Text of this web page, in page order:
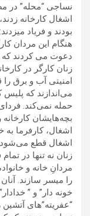
اشغال کارخانه
بودند و فریاد
هنگام این مردان
زنان کارگر در
امنیتی آب و برق
می‌اندازند که
اشغال، کارفرما
اشغال قطع می‌شود.
زنان نه تنها در
مردانِ خانه و
را میسر سازند.
خونه دار” و ”
“عفریته”های آتشین